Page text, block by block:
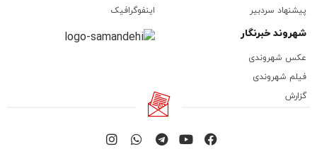
پیشنهاد سردبیر
اینفوگرافیک
شهروند خبرنگار
عکس شهروندی
فیلم شهروندی
گزارش